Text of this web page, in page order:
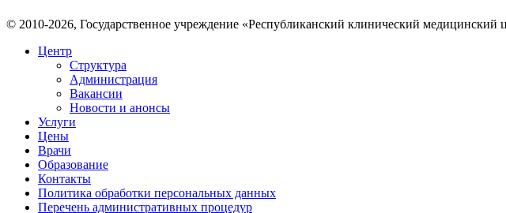
© 2010-2026, Государственное учреждение «Республиканский клинический медицинский
Центр
Структура
Администрация
Вакансии
Новости и анонсы
Услуги
Цены
Врачи
Образование
Контакты
Политика обработки персональных данных
Перечень административных процедур